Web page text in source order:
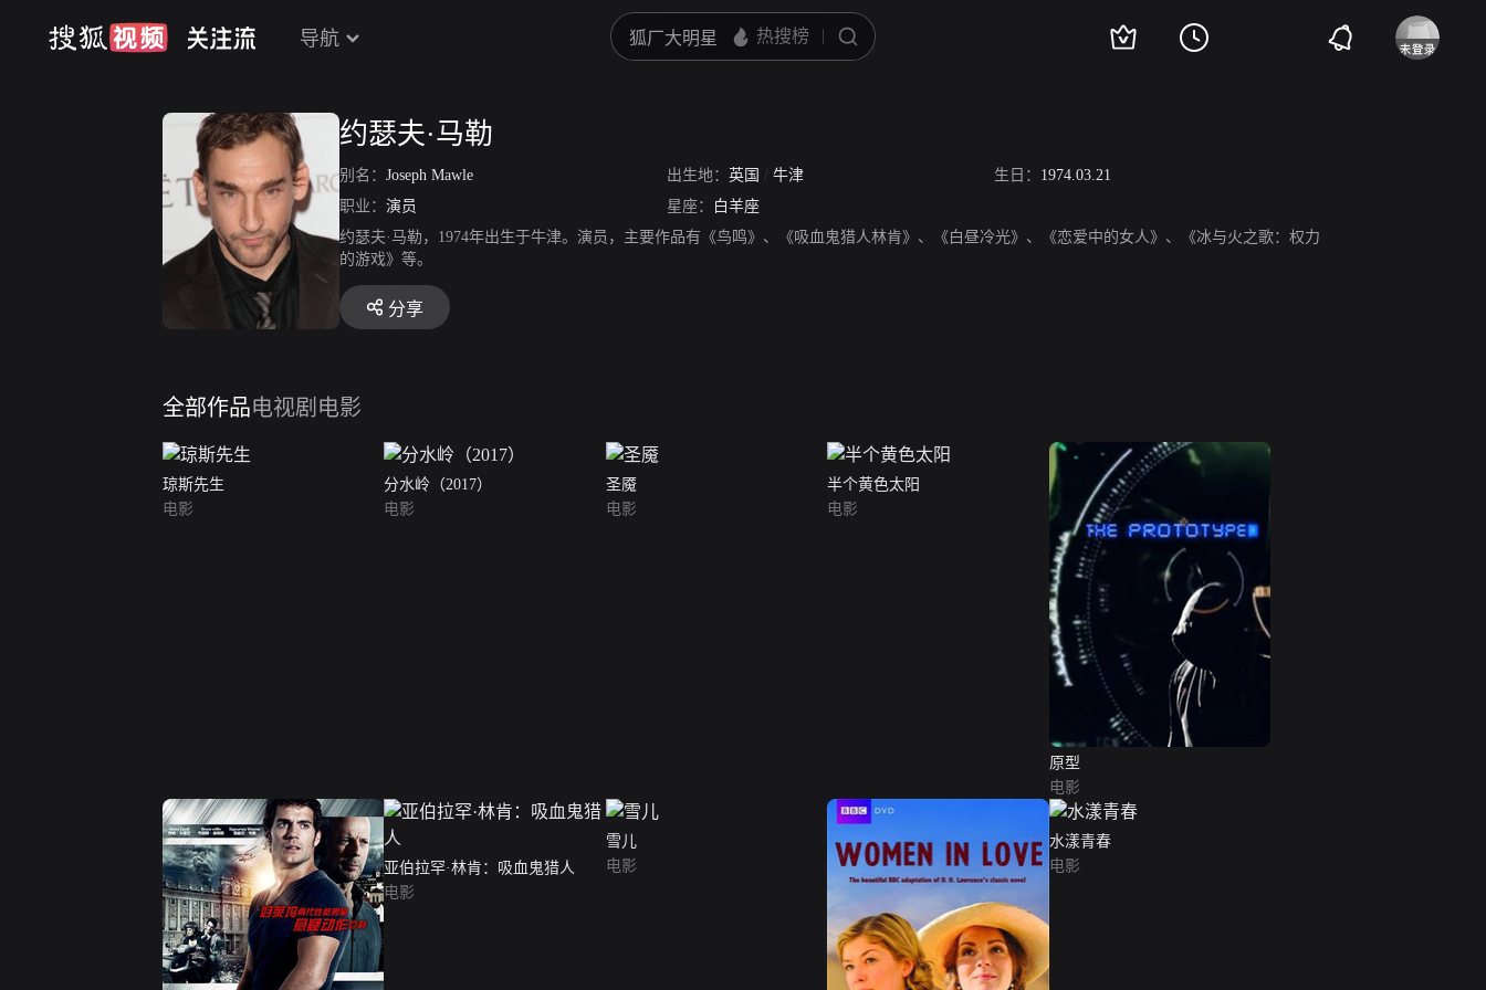
导航
约瑟夫·马勒
别名： Joseph Mawle 出生地： 英国 / 牛津 生日： 1974.03.21
职业： 演员 星座：
白羊座
约瑟夫·马勒，1974年出生于牛津。演员，主要作品有《鸟鸣》、《吸血鬼猎人林肯》、《白昼冷光》、《恋爱中的女人》、《冰与火之歌：权力
的游戏》等。
分享
全部作品电视剧 电影
琼斯先生
电影
分水岭（2017）
电影
圣魇
电影
半个黄色太阳
电影
原型
电影
亚伯拉罕·林肯：吸血鬼猎人
电影
雪儿
电影
水漾青春
电影